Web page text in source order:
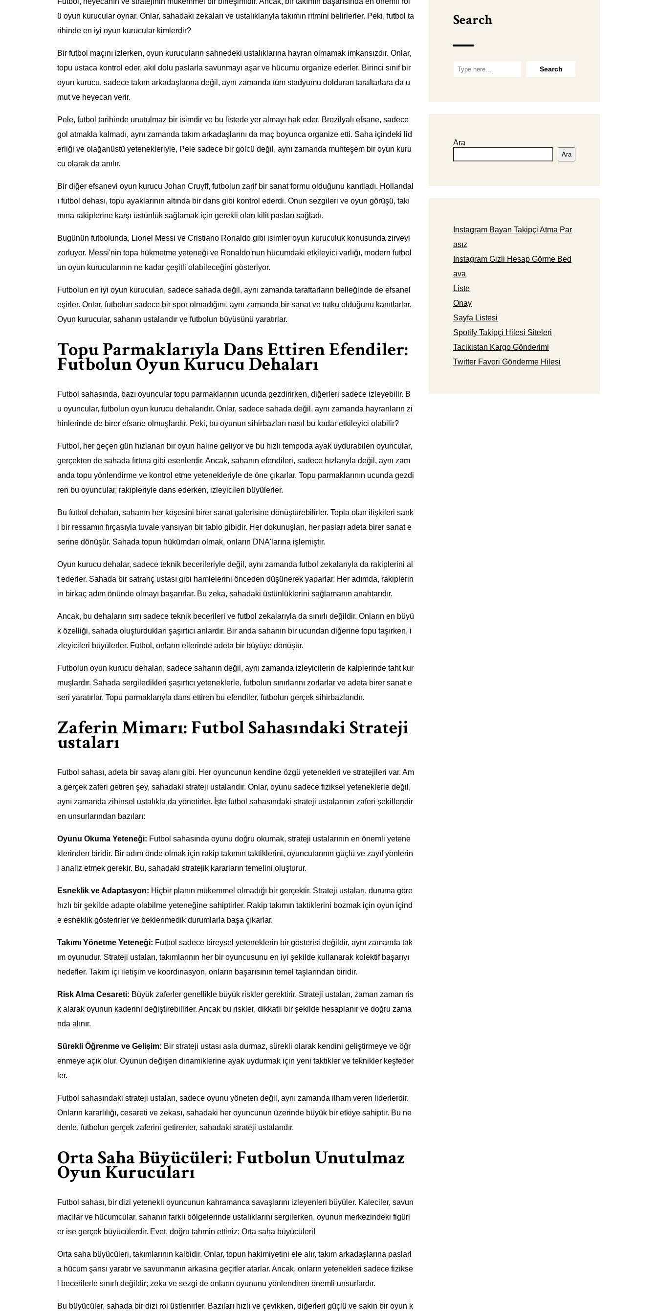
ü oyun kurucular oynar. Onlar, sahadaki zekaları ve ustalıklarıyla takımın ritmini belirlerler. Peki, futbol ta
rihinde en iyi oyun kurucular kimlerdir?
Bir futbol maçını izlerken, oyun kurucuların sahnedeki ustalıklarına hayran olmamak imkansızdır. Onlar,
topu ustaca kontrol eder, akıl dolu paslarla savunmayı aşar ve hücumu organize ederler. Birinci sınıf bir
oyun kurucu, sadece takım arkadaşlarına değil, aynı zamanda tüm stadyumu dolduran taraftarlara da u
mut ve heyecan verir.
Pele, futbol tarihinde unutulmaz bir isimdir ve bu listede yer almayı hak eder. Brezilyalı efsane, sadece
gol atmakla kalmadı, aynı zamanda takım arkadaşlarını da maç boyunca organize etti. Saha içindeki lid
erliği ve olağanüstü yetenekleriyle, Pele sadece bir golcü değil, aynı zamanda muhteşem bir oyun kuru
cu olarak da anılır.
Bir diğer efsanevi oyun kurucu Johan Cruyff, futbolun zarif bir sanat formu olduğunu kanıtladı. Hollandal
ı futbol dehası, topu ayaklarının altında bir dans gibi kontrol ederdi. Onun sezgileri ve oyun görüşü, takı
mına rakiplerine karşı üstünlük sağlamak için gerekli olan kilit pasları sağladı.
Bugünün futbolunda, Lionel Messi ve Cristiano Ronaldo gibi isimler oyun kuruculuk konusunda zirveyi
zorluyor. Messi'nin topa hükmetme yeteneği ve Ronaldo'nun hücumdaki etkileyici varlığı, modern futbol
un oyun kurucularının ne kadar çeşitli olabileceğini gösteriyor.
Futbolun en iyi oyun kurucuları, sadece sahada değil, aynı zamanda taraftarların belleğinde de efsanel
eşirler. Onlar, futbolun sadece bir spor olmadığını, aynı zamanda bir sanat ve tutku olduğunu kanıtlarlar.
Oyun kurucular, sahanın ustalarıdır ve futbolun büyüsünü yaratırlar.
Topu Parmaklarıyla Dans Ettiren Efendiler:
Futbolun Oyun Kurucu Dehaları
Futbol sahasında, bazı oyuncular topu parmaklarının ucunda gezdirirken, diğerleri sadece izleyebilir. B
u oyuncular, futbolun oyun kurucu dehalarıdır. Onlar, sadece sahada değil, aynı zamanda hayranların zi
hinlerinde de birer efsane olmuşlardır. Peki, bu oyunun sihirbazları nasıl bu kadar etkileyici olabilir?
Futbol, her geçen gün hızlanan bir oyun haline geliyor ve bu hızlı tempoda ayak uydurabilen oyuncular,
gerçekten de sahada fırtına gibi esenlerdir. Ancak, sahanın efendileri, sadece hızlarıyla değil, aynı zam
anda topu yönlendirme ve kontrol etme yetenekleriyle de öne çıkarlar. Topu parmaklarının ucunda gezdi
ren bu oyuncular, rakipleriyle dans ederken, izleyicileri büyülerler.
Bu futbol dehaları, sahanın her köşesini birer sanat galerisine dönüştürebilirler. Topla olan ilişkileri sank
i bir ressamın fırçasıyla tuvale yansıyan bir tablo gibidir. Her dokunuşları, her pasları adeta birer sanat e
serine dönüşür. Sahada topun hükümdarı olmak, onların DNA'larına işlemiştir.
Oyun kurucu dehalar, sadece teknik becerileriyle değil, aynı zamanda futbol zekalarıyla da rakiplerini al
t ederler. Sahada bir satranç ustası gibi hamlelerini önceden düşünerek yaparlar. Her adımda, rakiplerin
in birkaç adım önünde olmayı başarırlar. Bu zeka, sahadaki üstünlüklerini sağlamanın anahtarıdır.
Ancak, bu dehaların sırrı sadece teknik becerileri ve futbol zekalarıyla da sınırlı değildir. Onların en büyü
k özelliği, sahada oluşturdukları şaşırtıcı anlardır. Bir anda sahanın bir ucundan diğerine topu taşırken, i
zleyicileri büyülerler. Futbol, onların ellerinde adeta bir büyüye dönüşür.
Futbolun oyun kurucu dehaları, sadece sahanın değil, aynı zamanda izleyicilerin de kalplerinde taht kur
muşlardır. Sahada sergiledikleri şaşırtıcı yeteneklerle, futbolun sınırlarını zorlarlar ve adeta birer sanat e
seri yaratırlar. Topu parmaklarıyla dans ettiren bu efendiler, futbolun gerçek sihirbazlarıdır.
Zaferin Mimarı: Futbol Sahasındaki Strateji
ustaları
Futbol sahası, adeta bir savaş alanı gibi. Her oyuncunun kendine özgü yetenekleri ve stratejileri var. Am
a gerçek zaferi getiren şey, sahadaki strateji ustalarıdır. Onlar, oyunu sadece fiziksel yeteneklerle değil,
aynı zamanda zihinsel ustalıkla da yönetirler. İşte futbol sahasındaki strateji ustalarının zaferi şekillendir
en unsurlarından bazıları:
Oyunu Okuma Yeteneği: Futbol sahasında oyunu doğru okumak, strateji ustalarının en önemli yetene
klerinden biridir. Bir adım önde olmak için rakip takımın taktiklerini, oyuncularının güçlü ve zayıf yönlerin
i analiz etmek gerekir. Bu, sahadaki stratejik kararların temelini oluşturur.
Esneklik ve Adaptasyon: Hiçbir planın mükemmel olmadığı bir gerçektir. Strateji ustaları, duruma göre
hızlı bir şekilde adapte olabilme yeteneğine sahiptirler. Rakip takımın taktiklerini bozmak için oyun içind
e esneklik gösterirler ve beklenmedik durumlarla başa çıkarlar.
Takımı Yönetme Yeteneği: Futbol sadece bireysel yeteneklerin bir gösterisi değildir, aynı zamanda tak
ım oyunudur. Strateji ustaları, takımlarının her bir oyuncusunu en iyi şekilde kullanarak kolektif başarıyı
hedefler. Takım içi iletişim ve koordinasyon, onların başarısının temel taşlarından biridir.
Risk Alma Cesareti: Büyük zaferler genellikle büyük riskler gerektirir. Strateji ustaları, zaman zaman ris
k alarak oyunun kaderini değiştirebilirler. Ancak bu riskler, dikkatli bir şekilde hesaplanır ve doğru zama
nda alınır.
Sürekli Öğrenme ve Gelişim: Bir strateji ustası asla durmaz, sürekli olarak kendini geliştirmeye ve öğr
enmeye açık olur. Oyunun değişen dinamiklerine ayak uydurmak için yeni taktikler ve teknikler keşfeder
ler.
Futbol sahasındaki strateji ustaları, sadece oyunu yöneten değil, aynı zamanda ilham veren liderlerdir.
Onların kararlılığı, cesareti ve zekası, sahadaki her oyuncunun üzerinde büyük bir etkiye sahiptir. Bu ne
denle, futbolun gerçek zaferini getirenler, sahadaki strateji ustalarıdır.
Orta Saha Büyücüleri: Futbolun Unutulmaz
Oyun Kurucuları
Futbol sahası, bir dizi yetenekli oyuncunun kahramanca savaşlarını izleyenleri büyüler. Kaleciler, savun
macılar ve hücumcular, sahanın farklı bölgelerinde ustalıklarını sergilerken, oyunun merkezindeki figürl
er ise gerçek büyücülerdir. Evet, doğru tahmin ettiniz: Orta saha büyücüleri!
Orta saha büyücüleri, takımlarının kalbidir. Onlar, topun hakimiyetini ele alır, takım arkadaşlarına paslarl
a hücum şansı yaratır ve savunmanın arkasına geçitler atarlar. Ancak, onların yetenekleri sadece fizikse
l becerilerle sınırlı değildir; zeka ve sezgi de onların oyununu yönlendiren önemli unsurlardır.
Bu büyücüler, sahada bir dizi rol üstlenirler. Bazıları hızlı ve çevikken, diğerleri güçlü ve sakin bir oyun k
Search
Ara
Ara
Instagram Bayan Takipçi Atma Par
asız
Instagram Gizli Hesap Görme Bed
ava
Liste
Onay
Sayfa Listesi
Spotify Takipçi Hilesi Siteleri
Tacikistan Kargo Gönderimi
Twitter Favori Gönderme Hilesi